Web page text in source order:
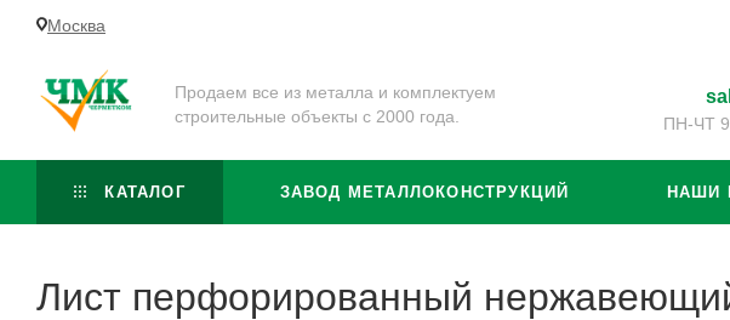
Москва
Продаем все из металла и комплектуем
строительные объекты с 2000 года.
ПН-ЧТ
КАТАЛОГ ЗАВОД МЕТАЛЛОКОНСТРУКЦИЙ НАШИ
Лист перфорированный